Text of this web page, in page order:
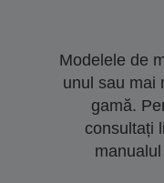
Modelele de
unul sau mai
gamă.
consultați